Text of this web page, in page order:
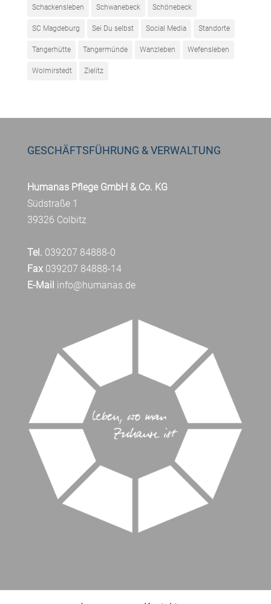
Schackensleben Schwanebeck Schönebeck
SC Magdeburg Sei Du selbst Social Media Standorte
Tangerhütte Tangermünde Wanzleben Wefensleben
Wolmirstedt Zielitz
GESCHÄFTSFÜHRUNG & VERWALTUNG
Humanas Pflege GmbH & Co. KG
Südstraße 1
39326 Colbitz
Tel. 039207 84888-0
Fax039207 84888-14
E-Mail info@humanas.de